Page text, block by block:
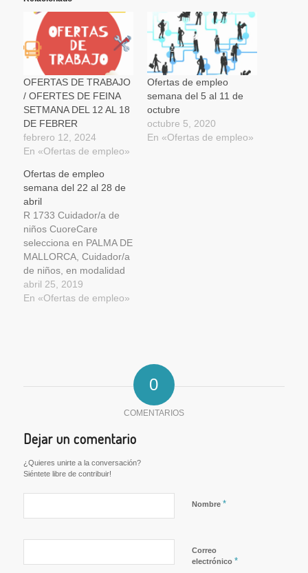
OFERTAS DE TRABAJO
/ OFERTES DE FEINA
SETMANA DEL 12 AL 18
DE FEBRER
febrero 12, 2024
En «Ofertas de empleo»
Ofertas de empleo
semana del 5 al 11 de
octubre
octubre 5, 2020
En «Ofertas de empleo»
Ofertas de empleo
semana del 22 al 28 de
abril
R 1733 Cuidador/a de
niños CuoreCare
selecciona en PALMA DE
MALLORCA, Cuidador/a
de niños, en modalidad
de externa, para trabajar
con una familia con un
abril 25, 2019
En «Ofertas de empleo»
0
COMENTARIOS
Dejar un comentario
¿Quieres unirte a la conversación?
Siéntete libre de contribuir!
Nombre *
Correo
electrónico *